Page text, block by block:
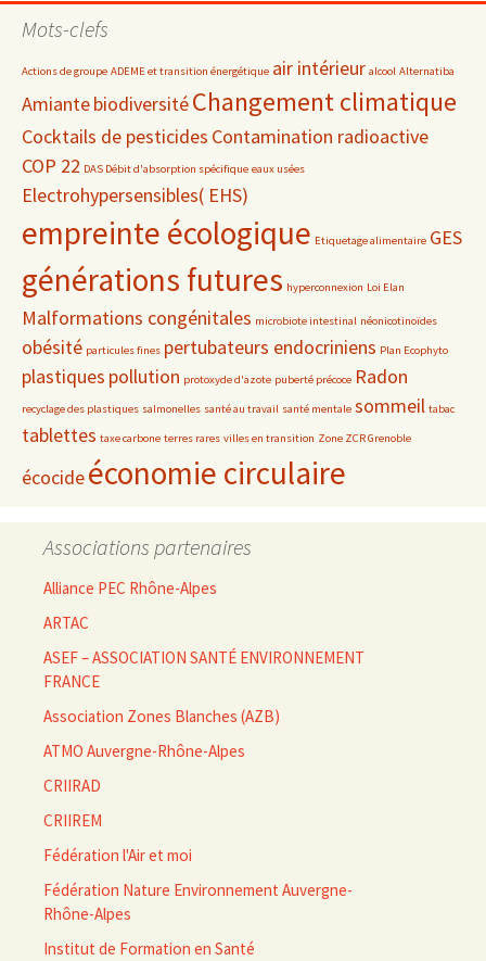
date
Mots-clefs
Actions de groupe ADEME et transition énergétique air intérieur alcool Alternatiba
AmiantebiodiversitéChangement climatique
Cocktails de pesticides Contamination radioactive
COP 22 DAS Débit d'absorption spécifique eaux usées
Electrohypersensibles( EHS)
empreinte écologique Etiquetage alimentaire GES
générations futures hyperconnexion Loi Elan
Malformations congénitales microbiote intestinal néonicotinoïdes
obésité particules fines pertubateurs endocriniens Plan Ecophyto
plastiques pollution protoxyde d'azote puberté précoce Radon
recyclage des plastiques salmonelles santé au travail santé mentale sommeil tabac
tablettes taxe carbone terres rares villes en transition Zone ZCR Grenoble
écocideéconomie circulaire
Associations partenaires
Alliance PEC Rhône-Alpes
ARTAC
ASEF – ASSOCIATION SANTÉ ENVIRONNEMENT
FRANCE
Association Zones Blanches (AZB)
ATMO Auvergne-Rhône-Alpes
CRIIRAD
CRIIREM
Fédération l'Air et moi
Fédération Nature Environnement Auvergne-
Rhône-Alpes
Institut de Formation en Santé